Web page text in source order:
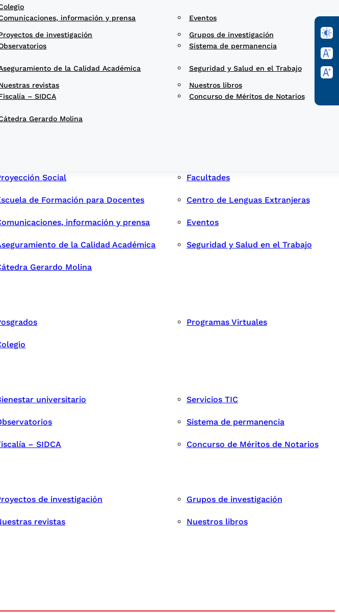
información y prensa Eventos
de la Calidad Académica Seguridad y Salud en el Trabajo
Gerardo Molina
Sistema de permanencia
– SIDCA Concurso de Méritos de Notarios
de investigación Grupos de investigación
revistas Nuestros libros
Social Facultades
de Formación para Docentes Centro de Lenguas Extranjeras
información y prensa Eventos
de la Calidad Académica Seguridad y Salud en el Trabajo
Gerardo Molina
Programas Virtuales
universitario Servicios TIC
Sistema de permanencia
– SIDCA Concurso de Méritos de Notarios
de investigación Grupos de investigación
revistas Nuestros libros